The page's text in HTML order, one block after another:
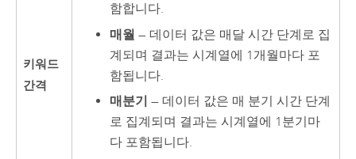
키워드
간격
함합니다.
매월 — 데이터 값은 매달 시간 단계로 집
계되며 결과는 시계열에 1개월마다 포
함됩니다.
매분기 — 데이터 값은 매 분기 시간 단계
로 집계되며 결과는 시계열에 1분기마
다 포함됩니다.